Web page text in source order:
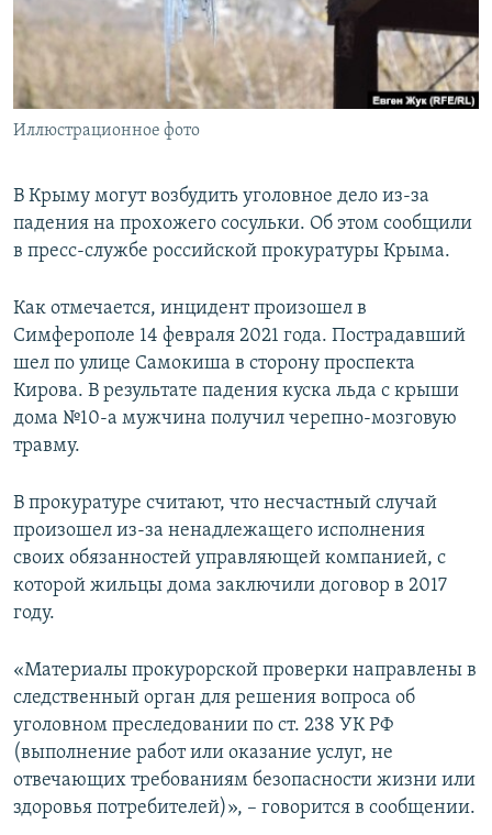
ПОБЕДИТЕЛЕЙ НЕ СУДЯТ?
КРЫМ.НЕПОКОРЕННЫЙ
ELIFBE
УКРАИНСКАЯ ПРОБЛЕМА КРЫМА
ПРИСОЕДИНЯЙТЕСЬ!
Иллюстрационное фото
В Крыму могут возбудить уголовное дело из-за
падения на прохожего сосульки. Об этом сообщили
в пресс-службе российской прокуратуры Крыма.
Как отмечается, инцидент произошел в
Симферополе 14 февраля 2021 года. Пострадавший
шел по улице Самокиша в сторону проспекта
Кирова. В результате падения куска льда с крыши
дома №10-а мужчина получил черепно-мозговую
травму.
В прокуратуре считают, что несчастный случай
произошел из-за ненадлежащего исполнения
своих обязанностей управляющей компанией, с
которой жильцы дома заключили договор в 2017
году.
«Материалы прокурорской проверки направлены в
следственный орган для решения вопроса об
уголовном преследовании по ст. 238 УК РФ
(выполнение работ или оказание услуг, не
отвечающих требованиям безопасности жизни или
здоровья потребителей)», – говорится в сообщении.